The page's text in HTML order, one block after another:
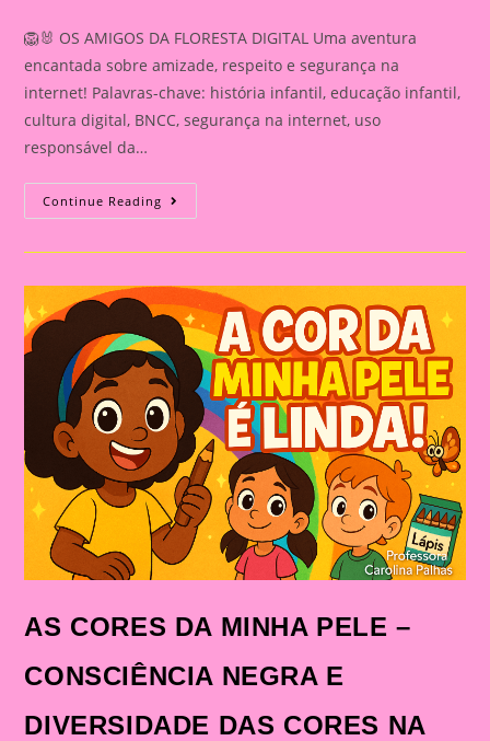
🦁🐰 OS AMIGOS DA FLORESTA DIGITAL Uma aventura
encantada sobre amizade, respeito e segurança na
internet! Palavras-chave: história infantil, educação infantil,
cultura digital, BNCC, segurança na internet, uso
responsável da…
Continue Reading HISTÓRIA
OS
DA
+
PLANO
DE
AULA
AS CORES DA MINHA PELE –
CONSCIÊNCIA NEGRA E
DIVERSIDADE DAS CORES NA